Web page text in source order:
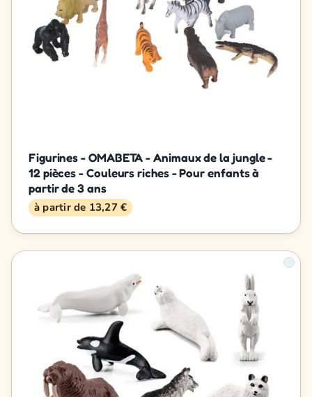
Figurines - OMABETA - Animaux de la jungle -
12 pièces - Couleurs riches - Pour enfants à
partir de 3 ans
à partir de 13,27 €